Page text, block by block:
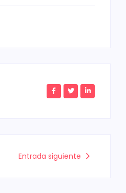
Entrada siguiente